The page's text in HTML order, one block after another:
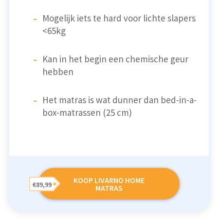
Mogelijk iets te hard voor lichte slapers
<65kg
Kan in het begin een chemische geur
hebben
Het matras is wat dunner dan bed-in-a-
box-matrassen (25 cm)
KOOP LIVARNO HOME
MATRAS
€89,99